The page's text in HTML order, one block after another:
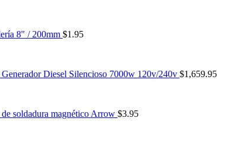
8" / 200mm $1.95
Generador Diesel Silencioso 7000w 120v/240v $1,659.95
de soldadura magnético Arrow $3.95